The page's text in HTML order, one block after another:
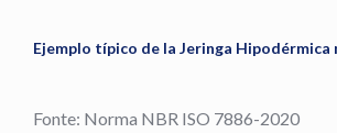
Ejemplo típico de la Jeringa Hipodérmica
Fonte: Norma NBR ISO 7886-2020